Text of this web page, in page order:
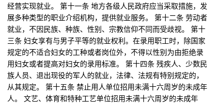
经营实现就业。 第十一条 地方各级人民政府应当采取措施，发
展多种类型的职业介绍机构，提供就业服务。 第十二条 劳动者
就业，不因民族、种族、性别、宗教信仰不同而受歧视。 第十
三条 妇女享有与男子平等的就业权利。在录用职工时，除国家
规定的不适合妇女的工种或者岗位外，不得以性别为由拒绝录
用妇女或者提高对妇女的录用标准。 第十四条 残疾人、少数民
族人员、退出现役的军人的就业，法律、法规有特别规定的，
从其规定。 第十五条 禁止用人单位招用未满十六周岁的未成年
人。 文艺、体育和特种工艺单位招用未满十六周岁的未成年